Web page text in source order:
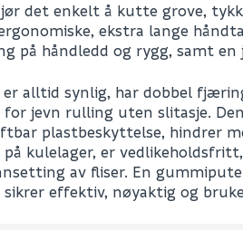
det enkelt å kutte grove,
ekstra lange
på håndledd og rygg, samt en
er alltid synlig, har dobbel
jevn rulling uten slitasje.
plastbeskyttelse, hindrer
kulelager, er
av fliser. En
sikrer effektiv, nøyaktig og